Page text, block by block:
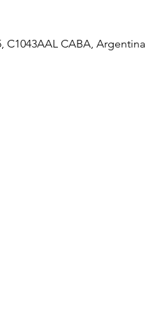
C1043AAL CABA, Argentina